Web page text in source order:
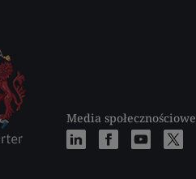
Media społecznościowe